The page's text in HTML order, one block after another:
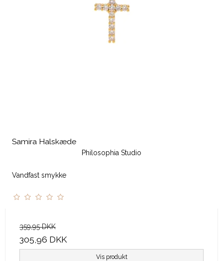
Samira Halskæde
Philosophia Studio
Vandfast smykke
359,95 DKK
305,96 DKK
Vis produkt